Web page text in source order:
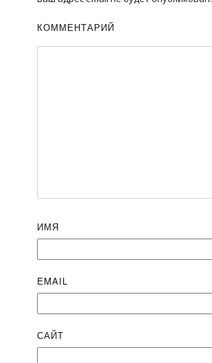
КОММЕНТАРИЙ
ИМЯ
EMAIL
САЙТ